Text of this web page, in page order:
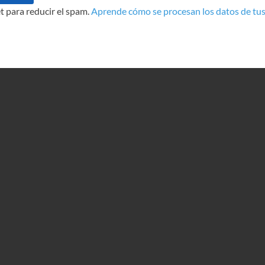
para reducir el spam.Aprende cómo se procesan los datos de